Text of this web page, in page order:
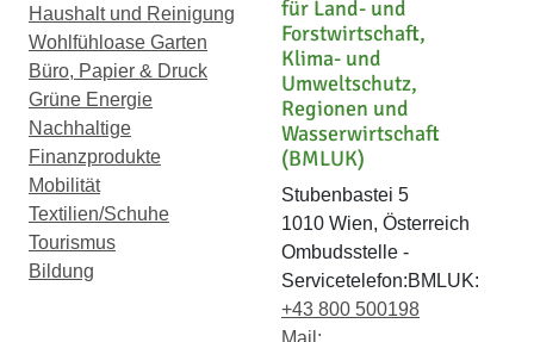
Haushalt und Reinigung
Wohlfühloase Garten
Büro, Papier & Druck
Grüne Energie
Nachhaltige
Finanzprodukte
Mobilität
Textilien/Schuhe
Tourismus
Bildung
für Land- und
Forstwirtschaft,
Klima- und
Umweltschutz,
Regionen und
Wasserwirtschaft
(BMLUK)
Stubenbastei 5
1010 Wien, Österreich
Ombudsstelle -
Servicetelefon:BMLUK:
+43 800 500198
Mail: